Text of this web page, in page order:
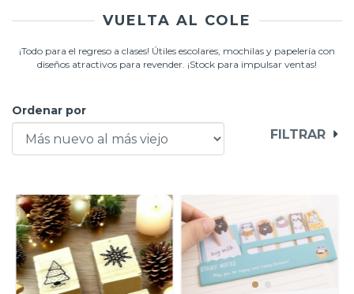
VUELTA AL COLE
¡Todo para el regreso a clases! Útiles escolares, mochilas y papelería con
diseños atractivos para revender. ¡Stock para impulsar ventas!
Ordenar por
FILTRAR